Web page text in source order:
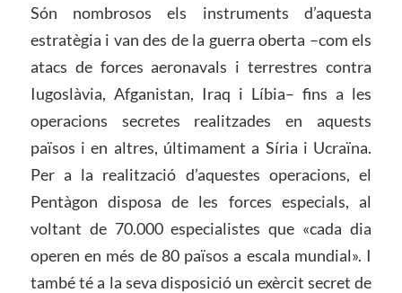
Són nombrosos els instruments d’aquesta
estratègia i van des de la guerra oberta –com els
atacs de forces aeronavals i terrestres contra
Iugoslàvia, Afganistan, Iraq i Líbia– fins a les
operacions secretes realitzades en aquests
països i en altres, últimament a Síria i Ucraïna.
Per a la realització d’aquestes operacions, el
Pentàgon disposa de les forces especials, al
voltant de 70.000 especialistes que «cada dia
operen en més de 80 països a escala mundial». I
també té a la seva disposició un exèrcit secret de